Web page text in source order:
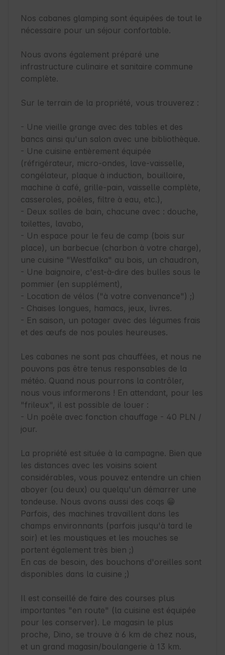
Nos cabanes glamping sont équipées de tout le
nécessaire pour un séjour confortable.
Nous avons également préparé une
infrastructure culinaire et sanitaire commune
complète.
Sur le terrain de la propriété, vous trouverez :
- Une vieille grange avec des tables et des
bancs ainsi qu'un salon avec une bibliothèque.
- Une cuisine entièrement équipée
(réfrigérateur, micro-ondes, lave-vaisselle,
congélateur, plaque à induction, bouilloire,
machine à café, grille-pain, vaisselle complète,
casseroles, poêles, filtre à eau, etc.),
- Deux salles de bain, chacune avec : douche,
toilettes, lavabo,
- Un espace pour le feu de camp (bois sur
place), un barbecue (charbon à votre charge),
une cuisine "Westfalka" au bois, un chaudron,
- Une baignoire, c'est-à-dire des bulles sous le
pommier (en supplément),
- Location de vélos ("à votre convenance") ;)
- Chaises longues, hamacs, jeux, livres.
- En saison, un potager avec des légumes frais
et des œufs de nos poules heureuses.
Les cabanes ne sont pas chauffées, et nous ne
pouvons pas être tenus responsables de la
météo. Quand nous pourrons la contrôler,
nous vous informerons ! En attendant, pour les
"frileux", il est possible de louer :
- Un poêle avec fonction chauffage - 40 PLN /
jour.
La propriété est située à la campagne. Bien que
les distances avec les voisins soient
considérables, vous pouvez entendre un chien
aboyer (ou deux) ou quelqu'un démarrer une
tondeuse. Nous avons aussi des coqs 😁
Parfois, des machines travaillent dans les
champs environnants (parfois jusqu'à tard le
soir) et les moustiques et les mouches se
portent également très bien ;)
En cas de besoin, des bouchons d'oreilles sont
disponibles dans la cuisine ;)
Il est conseillé de faire des courses plus
importantes "en route" (la cuisine est équipée
pour les conserver). Le magasin le plus
proche, Dino, se trouve à 6 km de chez nous,
et un grand magasin/boulangerie à 13 km.